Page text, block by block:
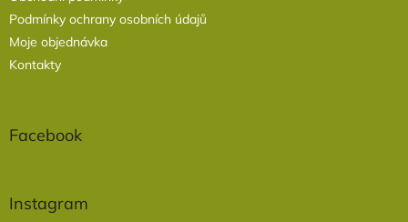
Podmínky ochrany osobních údajů
Moje objednávka
Kontakty
Facebook
Instagram